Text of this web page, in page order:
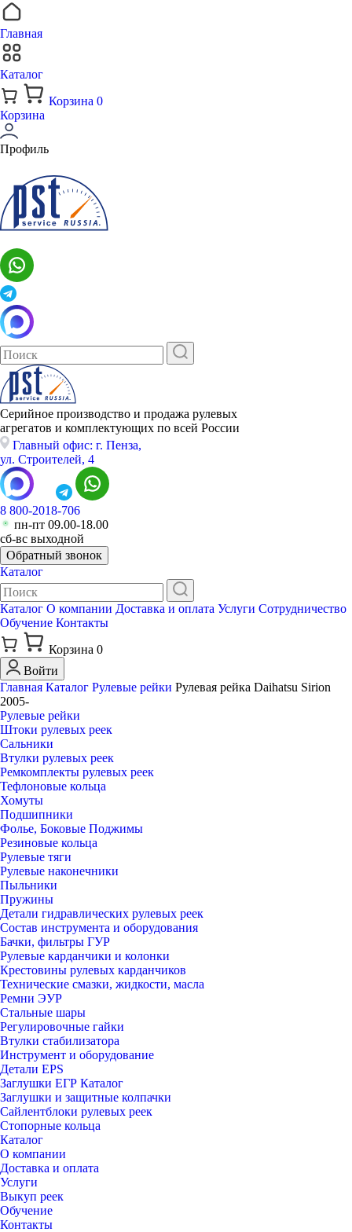
Главная
Каталог
Корзина 0
Корзина
Профиль
Серийное производство и продажа рулевых
агрегатов и комплектующих по всей России
Главный офис: г. Пенза,
ул. Строителей, 4
8 800-2018-706
пн-пт 09.00-18.00
сб-вс выходной
Обратный звонок
Каталог
Каталог О компании Доставка и оплата Услуги Сотрудничество
Обучение Контакты
Корзина 0
Войти
Главная Каталог Рулевые рейки Рулевая рейка Daihatsu Sirion
2005-
Рулевые рейки
Штоки рулевых реек
Сальники
Втулки рулевых реек
Ремкомплекты рулевых реек
Тефлоновые кольца
Хомуты
Подшипники
Фолье, Боковые Поджимы
Резиновые кольца
Рулевые тяги
Рулевые наконечники
Пыльники
Пружины
Детали гидравлических рулевых реек
Состав инструмента и оборудования
Бачки, фильтры ГУР
Рулевые карданчики и колонки
Крестовины рулевых карданчиков
Технические смазки, жидкости, масла
Ремни ЭУР
Стальные шары
Регулировочные гайки
Втулки стабилизатора
Инструмент и оборудование
Детали EPS
Заглушки ЕГР Каталог
Заглушки и защитные колпачки
Сайлентблоки рулевых реек
Стопорные кольца
Каталог
О компании
Доставка и оплата
Услуги
Выкуп реек
Обучение
Контакты